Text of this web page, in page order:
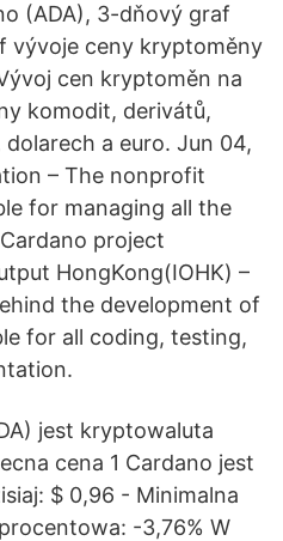
(ADA), 3-dňový graf
vývoje ceny kryptoměny
cen kryptoměn na
komodit, derivátů,
a euro. Jun 04,
– The nonprofit
for managing all the
project
HongKong(IOHK) –
the development of
for all coding, testing,
jest kryptowaluta
cena 1 Cardano jest
$ 0,96 - Minimalna
-3,76% W